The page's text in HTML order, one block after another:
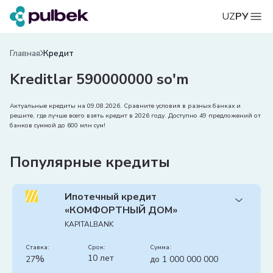
UZРУ
Главная Кредит
Kreditlar 590000000 so'm
Актуальные кредиты на 09.08.2026. Сравните условия в разных банках и
решите, где лучше всего взять кредит в 2026 году. Доступно 49 предложений от
банков суммой до 600 млн сум!
Популярные кредиты
Ипотечный кредит
«КОМФОРТНЫЙ ДОМ»
KAPITALBANK
Ставка:
27%
срок:
10 лет
сумма:
до 1 000 000 000